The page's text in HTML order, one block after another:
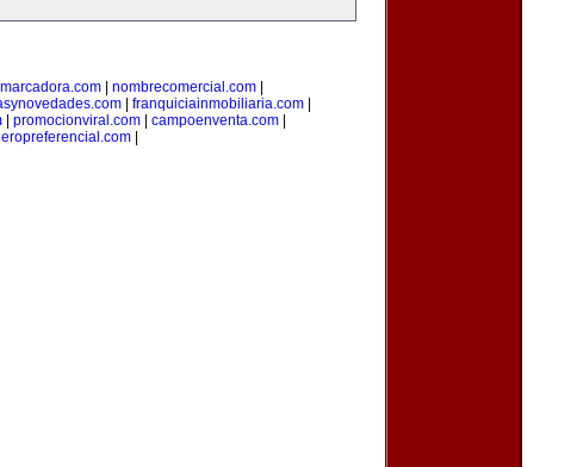
marcadora.com nombrecomercial.com
| franquiciainmobiliaria.com|
| promocionviral.com| campoenventa.com|